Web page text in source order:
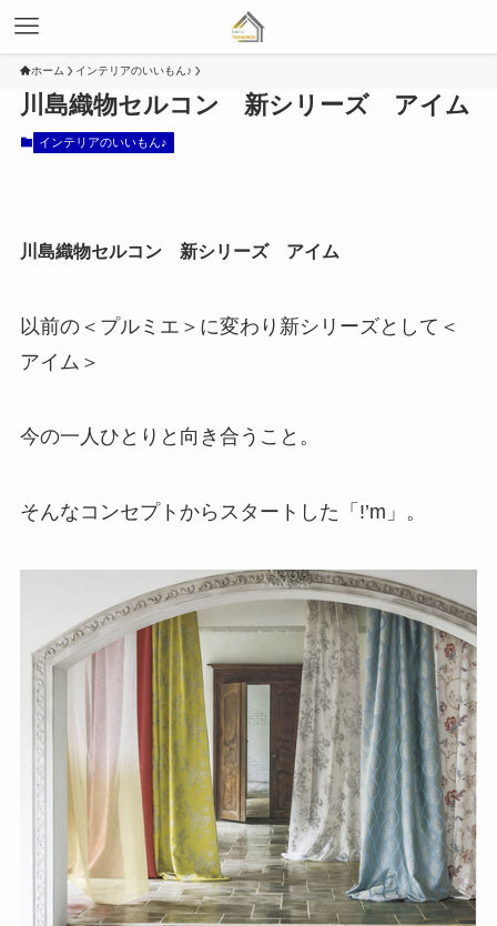
ホーム インテリアのいいもん♪
川島織物セルコン 新シリーズ アイム
インテリアのいいもん♪
川島織物セルコン 新シリーズ アイム
以前の＜プルミエ＞に変わり新シリーズとして＜
アイム＞
今の一人ひとりと向き合うこと。
そんなコンセプトからスタートした「!’m」。